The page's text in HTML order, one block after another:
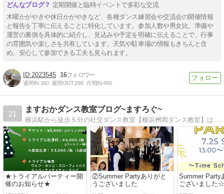
定期開催と臨時イベントで多彩な交流
木曜かがやきや休日かがやきなど、各種ダンス練習会や交流会の開催情報
と報告を丁寧に伝えることに特化しています。参加人数や男女比、準備や
運営の裏側を具体的に紹介し、見込みや予定を明確に伝えることで、行事
の雰囲気や楽しさを共有しています。天気や駐車場の情報もきちんと含
め、安心して参加できる工夫も見られます。
2023545 16
週間IN:160 週間OUT:290 月間IN:480
21
ますおかダンス教室ブログ~ますろぐ~
★トライアルパーティー開
催のお知らせ★
②Summer Partyありがと
うございました
Summer Party
ございました☆